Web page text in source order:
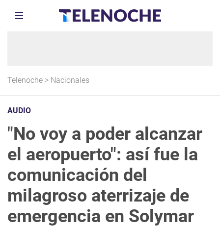
Telenoche > Nacionales
AUDIO
"No voy a poder alcanzar
el aeropuerto": así fue la
comunicación del
milagroso aterrizaje de
emergencia en Solymar